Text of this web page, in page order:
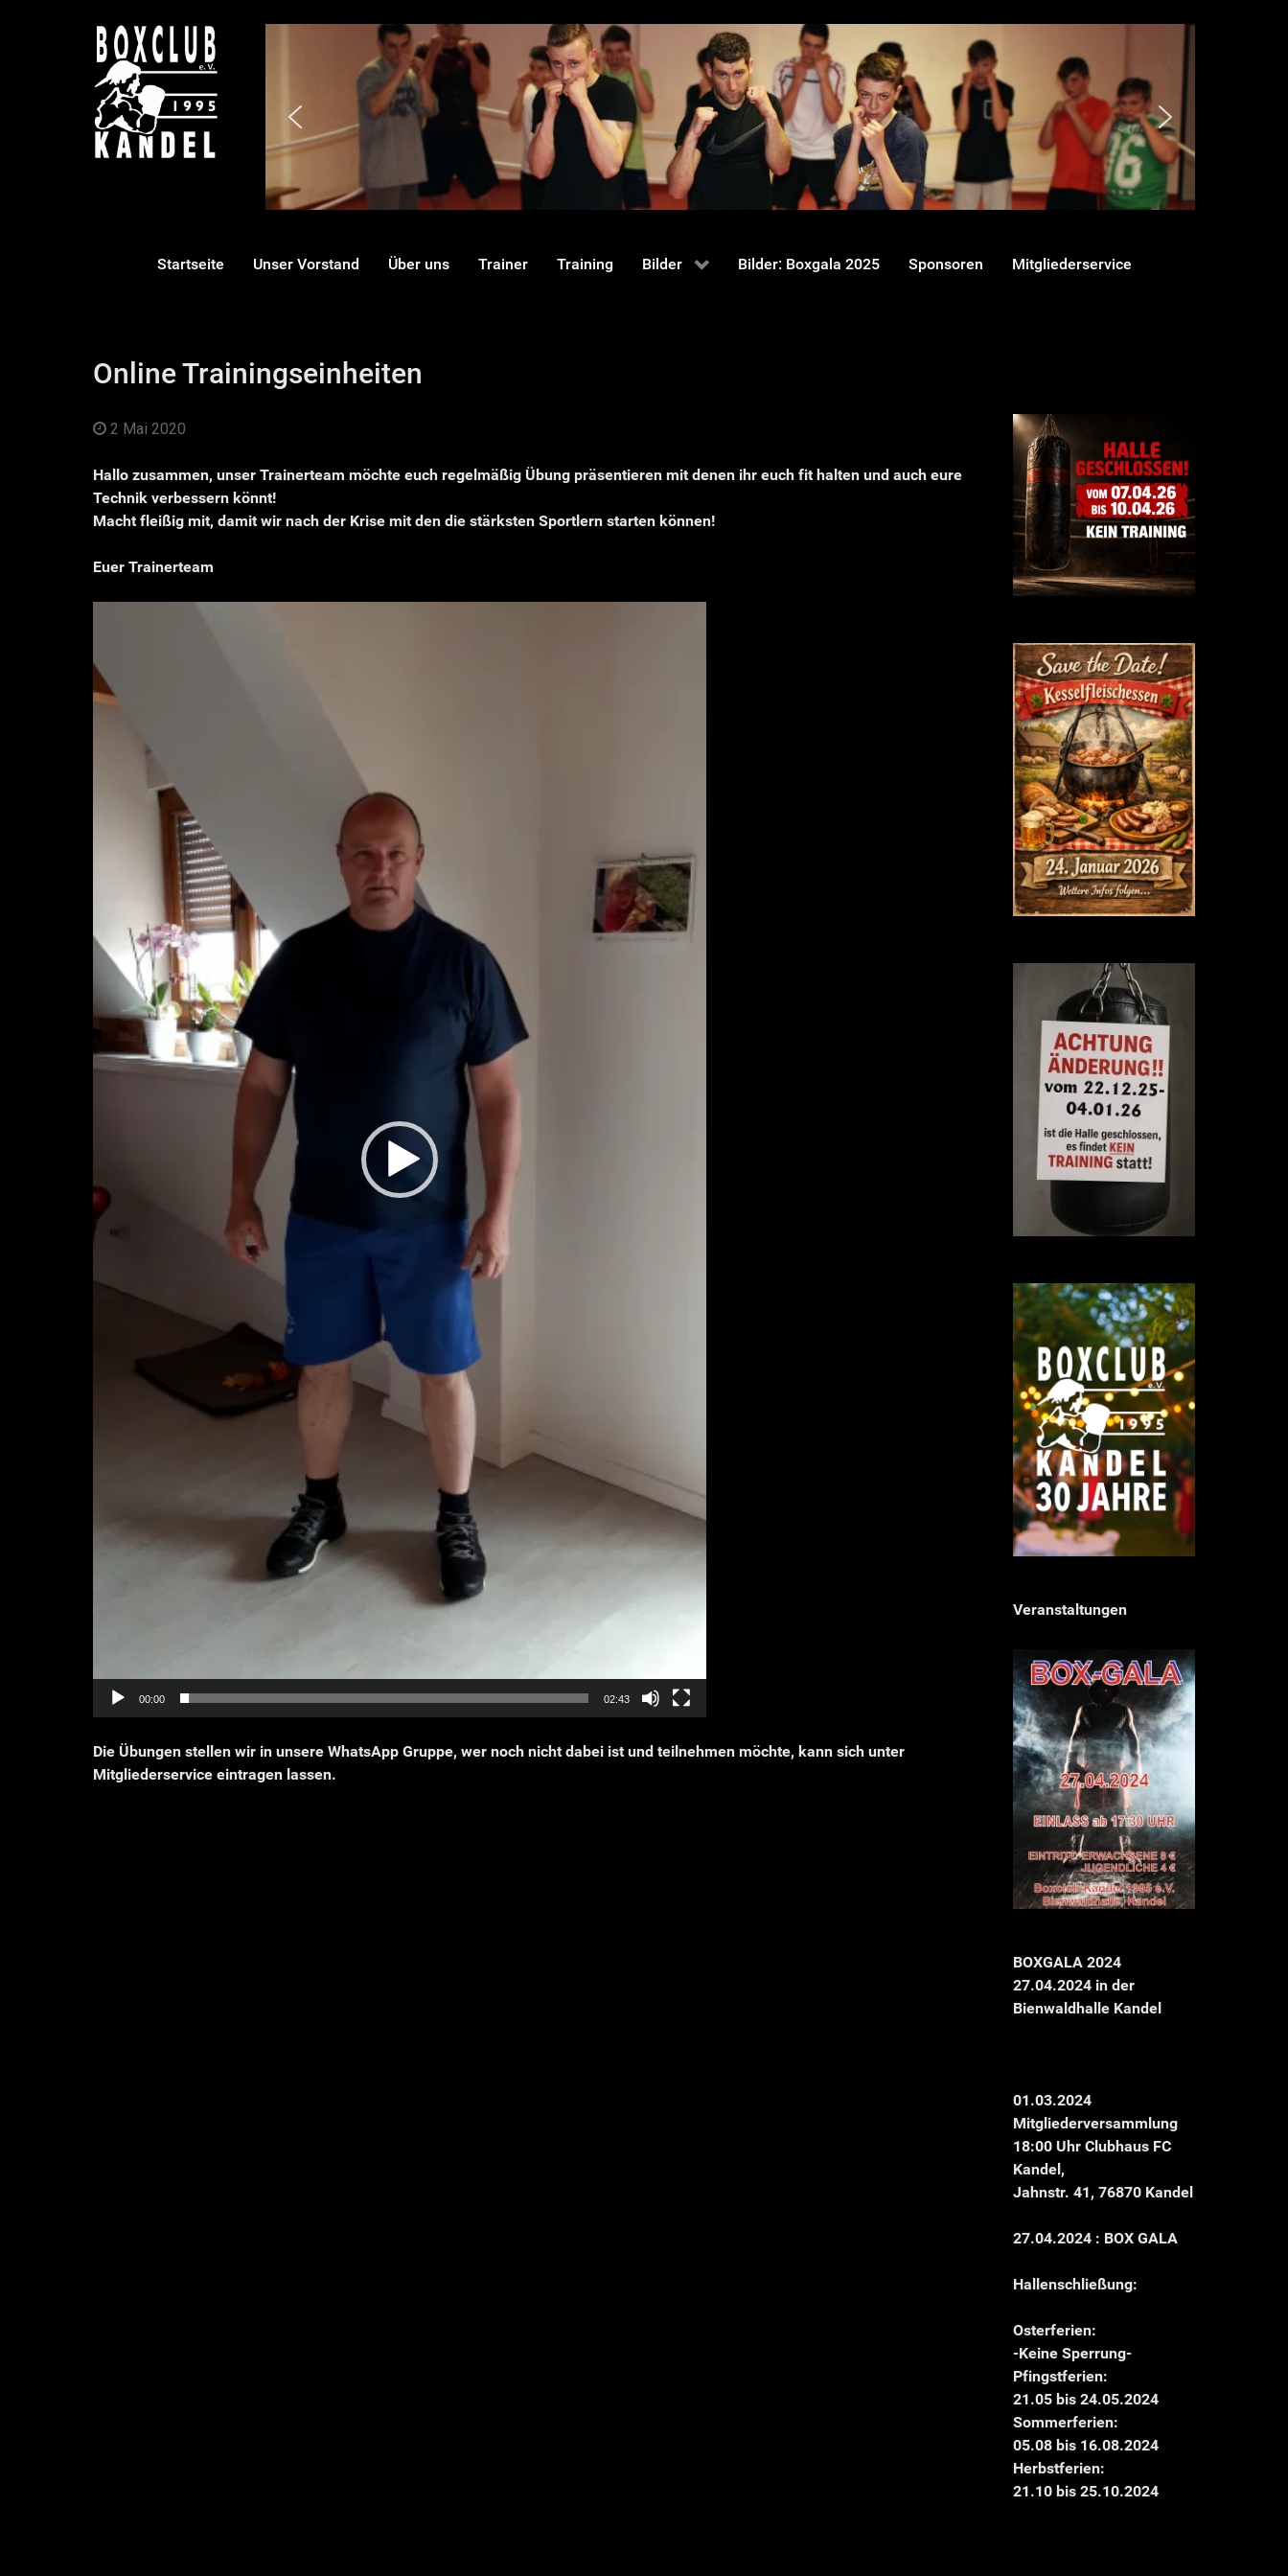
Startseite Unser Vorstand Über uns Trainer Training Bilder Bilder: Boxgala 2025 Sponsoren Mitgliederservice
Online Trainingseinheiten
2 Mai 2020
Hallo zusammen, unser Trainerteam möchte euch regelmäßig Übung präsentieren mit denen ihr euch fit halten und auch eure
Technik verbessern könnt!
Macht fleißig mit, damit wir nach der Krise mit den die stärksten Sportlern starten können!
Euer Trainerteam
00:00 02:43
Die Übungen stellen wir in unsere WhatsApp Gruppe, wer noch nicht dabei ist und teilnehmen möchte, kann sich unter
Mitgliederservice eintragen lassen.
Veranstaltungen
BOXGALA 2024
27.04.2024 in der
Bienwaldhalle Kandel
01.03.2024
Mitgliederversammlung
18:00 Uhr Clubhaus FC
Kandel,
Jahnstr. 41, 76870 Kandel
27.04.2024 : BOX GALA
Hallenschließung:
Osterferien:
-Keine Sperrung-
Pfingstferien:
21.05 bis 24.05.2024
Sommerferien:
05.08 bis 16.08.2024
Herbstferien:
21.10 bis 25.10.2024